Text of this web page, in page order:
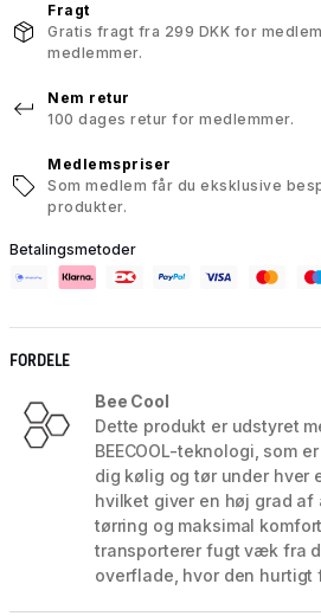
Fragt
Gratis fragt fra 299 DKK for
medlemmer.
Nem retur
100 dages retur for medlemmer.
Medlemspriser
Som medlem får du eksklusive
produkter.
Betalingsmetoder
FORDELE
Bee Cool
Dette produkt er udstyret
BEECOOL-teknologi, som
dig kølig og tør under hver
hvilket giver en høj grad af
tørring og maksimal
transporterer fugt væk fra
overflade, hvor den hurtigt